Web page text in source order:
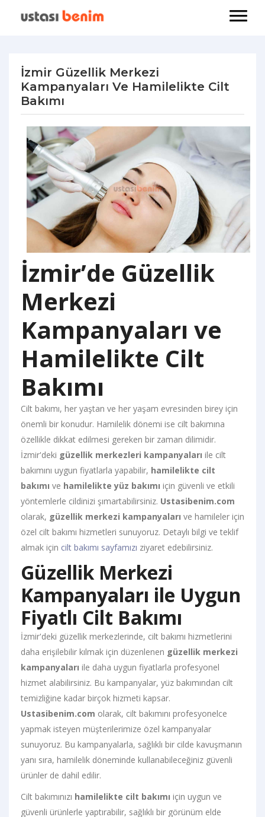
İzmir Güzellik Merkezi
Kampanyaları Ve Hamilelikte Cilt
Bakımı
İzmir’de Güzellik
Merkezi
Kampanyaları ve
Hamilelikte Cilt
Bakımı
Cilt bakımı, her yaştan ve her yaşam evresinden birey için
önemli bir konudur. Hamilelik dönemi ise cilt bakımına
özellikle dikkat edilmesi gereken bir zaman dilimidir.
İzmir'deki güzellik merkezleri kampanyaları ile cilt
bakımını uygun fiyatlarla yapabilir, hamilelikte cilt
bakımı ve hamilelikte yüz bakımı için güvenli ve etkili
yöntemlerle cildinizi şımartabilirsiniz. Ustasibenim.com
olarak, güzellik merkezi kampanyaları ve hamileler için
özel cilt bakımı hizmetleri sunuyoruz. Detaylı bilgi ve teklif
almak için cilt bakımı sayfamızı ziyaret edebilirsiniz.
Güzellik Merkezi
Kampanyaları ile Uygun
Fiyatlı Cilt Bakımı
İzmir'deki güzellik merkezlerinde, cilt bakımı hizmetlerini
daha erişilebilir kılmak için düzenlenen güzellik merkezi
kampanyaları ile daha uygun fiyatlarla profesyonel
hizmet alabilirsiniz. Bu kampanyalar, yüz bakımından cilt
temizliğine kadar birçok hizmeti kapsar.
Ustasibenim.com olarak, cilt bakımını profesyonelce
yapmak isteyen müşterilerimize özel kampanyalar
sunuyoruz. Bu kampanyalarla, sağlıklı bir cilde kavuşmanın
yanı sıra, hamilelik döneminde kullanabileceğiniz güvenli
ürünler de dahil edilir.
Cilt bakımınızı hamilelikte cilt bakımı için uygun ve
güvenli ürünlerle yaptırabilir, sağlıklı bir görünüm elde